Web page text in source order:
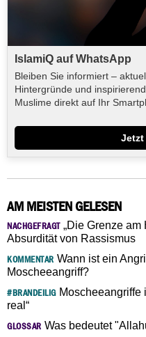
IslamiQ auf WhatsApp
Bleiben Sie informiert –
Hintergründe und
Muslime direkt auf Ihr
Jetzt
AM MEISTEN GELESEN
NACHGEFRAGT„Die Grenze am
Absurdität von Rassismus
KOMMENTAR Wann ist ein
Moscheeangriff?
#BRANDEILIGMoscheeangriffe
real“
GLOSSAR Was bedeutet